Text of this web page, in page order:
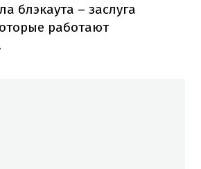
блэкаута – заслуга
работают